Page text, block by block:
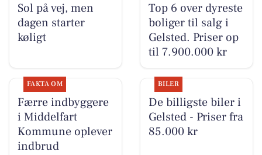
Sol på vej, men
dagen starter
køligt
Top 6 over dyreste
boliger til salg i
Gelsted. Priser op
til 7.900.000 kr
FAKTA OM
Færre indbyggere
i Middelfart
Kommune oplever
indbrud
BILER
De billigste biler i
Gelsted - Priser fra
85.000 kr